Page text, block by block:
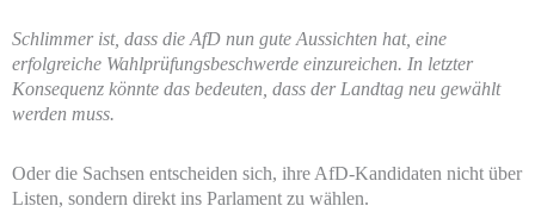
Schlimmer ist, dass die AfD nun gute Aussichten hat, eine
erfolgreiche Wahlprüfungsbeschwerde einzureichen. In letzter
Konsequenz könnte das bedeuten, dass der Landtag neu gewählt
werden muss.
Oder die Sachsen entscheiden sich, ihre AfD-Kandidaten nicht über
Listen, sondern direkt ins Parlament zu wählen.